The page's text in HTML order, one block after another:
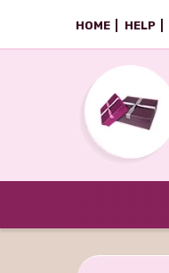
HOME HELP